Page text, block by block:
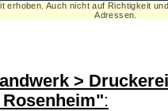
erhoben. Auch nicht auf Richtigkeit
Adressen.
>
: